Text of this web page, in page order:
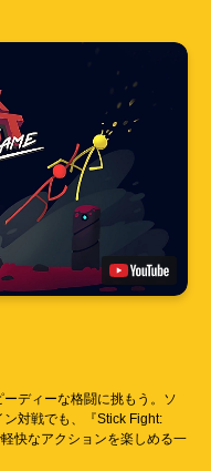
ディーな格闘に挑もう。ソ
対戦でも、『Stick Fight:
快なアクションを楽しめる一